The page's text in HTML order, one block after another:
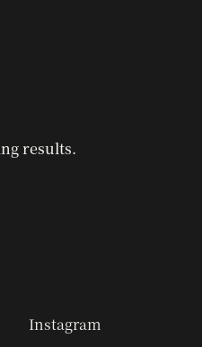
results.
Instagram